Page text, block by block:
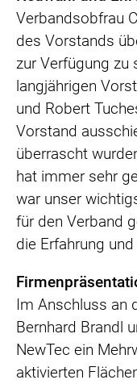
Verbandsobfrau
des Vorstands
zur Verfügung zu
langjährigen
und Robert
Vorstand
überrascht
hat immer sehr
war unser
für den Verband
die Erfahrung
Im Anschluss an
Bernhard Brandl
NewTec ein
aktivierten